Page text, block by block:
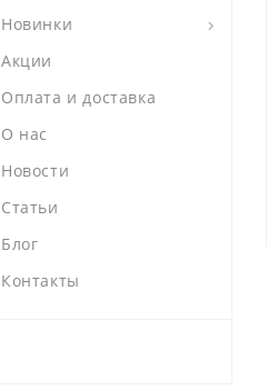
Новинки
Акции
Оплата и доставка
О нас
Новости
Статьи
Блог
Контакты